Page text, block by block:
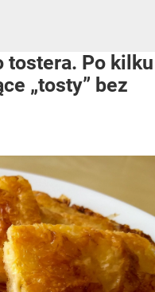
tostera. Po kilku
„tosty” bez